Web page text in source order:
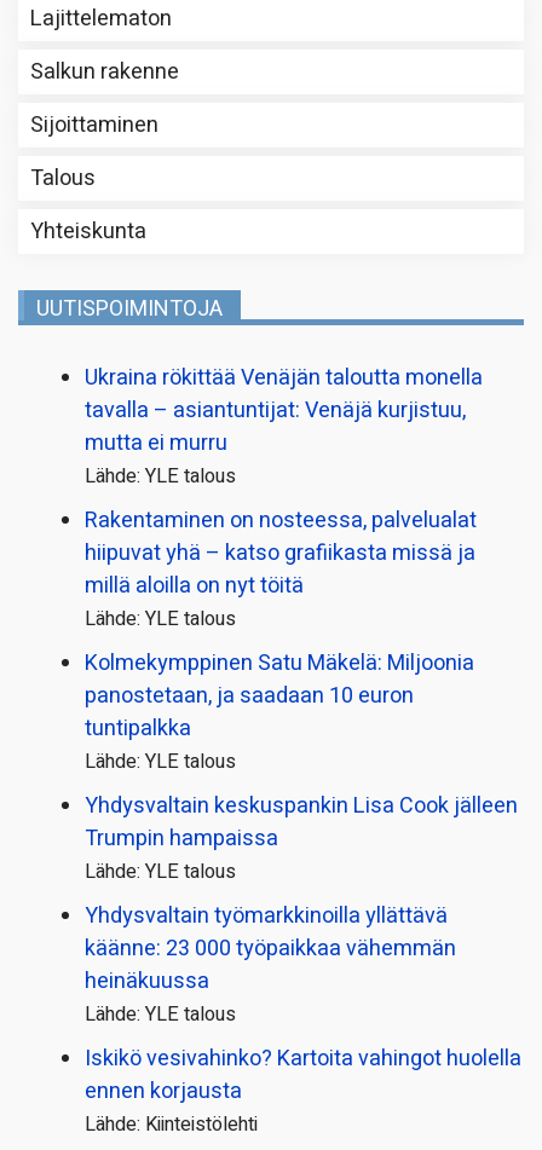
Lajittelematon
Salkun rakenne
Sijoittaminen
Talous
Yhteiskunta
UUTISPOIMINTOJA
Ukraina rökittää Venäjän taloutta monella
tavalla – asiantuntijat: Venäjä kurjistuu,
mutta ei murru
Lähde: YLE talous
Rakentaminen on nosteessa, palvelualat
hiipuvat yhä – katso grafiikasta missä ja
millä aloilla on nyt töitä
Lähde: YLE talous
Kolmekymppinen Satu Mäkelä: Miljoonia
panostetaan, ja saadaan 10 euron
tuntipalkka
Lähde: YLE talous
Yhdysvaltain keskuspankin Lisa Cook jälleen
Trumpin hampaissa
Lähde: YLE talous
Yhdysvaltain työmarkkinoilla yllättävä
käänne: 23 000 työpaikkaa vähemmän
heinäkuussa
Lähde: YLE talous
Iskikö vesivahinko? Kartoita vahingot huolella
ennen korjausta
Lähde: Kiinteistölehti